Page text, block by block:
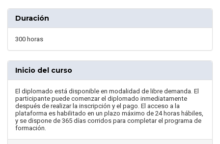
Duración
300 horas
Inicio del curso
El diplomado está disponible en modalidad de libre demanda. El
participante puede comenzar el diplomado inmediatamente
después de realizar la inscripción y el pago. El acceso a la
plataforma es habilitado en un plazo máximo de 24 horas hábiles,
y se dispone de 365 días corridos para completar el programa de
formación.